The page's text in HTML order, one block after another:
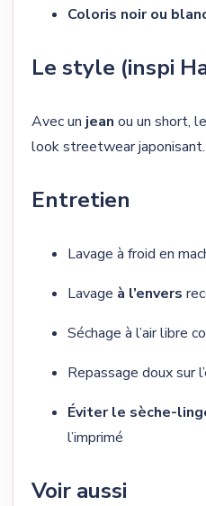
Coloris noir ou
Le style (inspi
Avec un jean ou un short,
look streetwear japonisant.
Entretien
Lavage à froid en
Lavage à l’envers
Séchage à l’air libre
Repassage doux sur
Éviter le sèche-
l’imprimé
Voir aussi